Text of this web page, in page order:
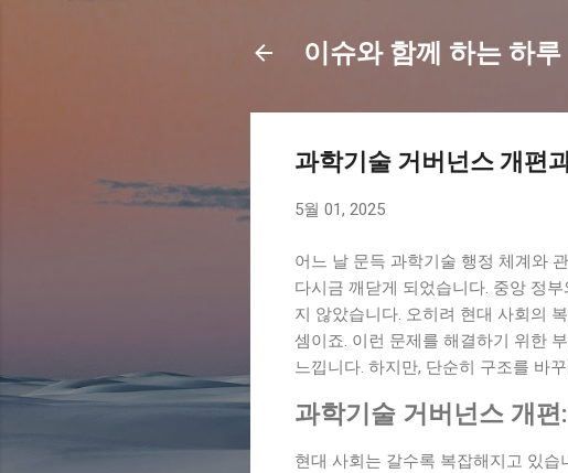
이슈와 함께 하는 하루
과학기술 거버넌스 개편
5월 01, 2025
어느 날 문득 과학기술 행정 체계와
다시금 깨닫게 되었습니다. 중앙 정
지 않았습니다. 오히려 현대 사회의
셈이죠. 이런 문제를 해결하기 위한
느낍니다. 하지만, 단순히 구조를 바
과학기술 거버넌스 개
현대 사회는 갈수록 복잡해지고 있